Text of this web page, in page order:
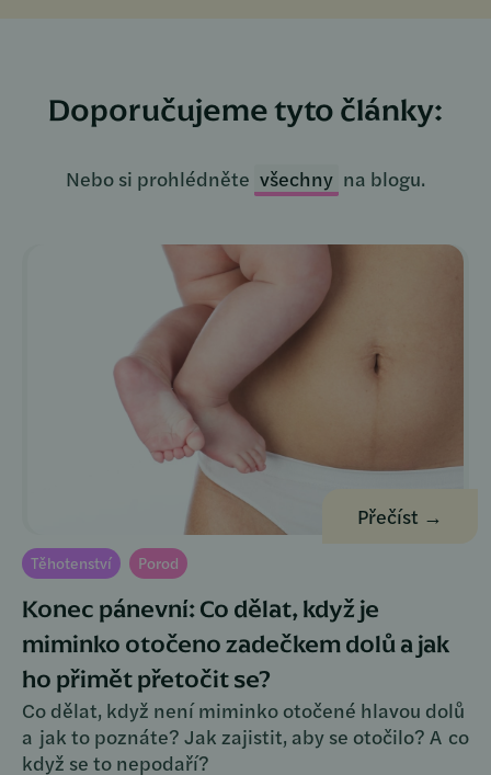
Doporučujeme tyto články:
Nebo si prohlédněte všechny na blogu.
Přečíst →
Těhotenství Porod
Konec pánevní: Co dělat, když je
miminko otočeno zadečkem dolů a jak
ho přimět přetočit se?
Co dělat, když není miminko otočené hlavou dolů
a jak to poznáte? Jak zajistit, aby se otočilo? A co
když se to nepodaří?